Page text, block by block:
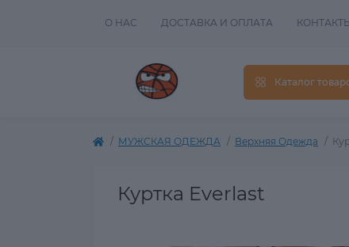
О НАС ДОСТАВКА И ОПЛАТА
Каталог
МУЖСКАЯ ОДЕЖДА Верхняя Одежда
Куртка Everlast